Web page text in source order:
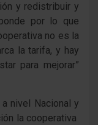
y redistribuir y
por lo que
no es la
la tarifa, y hay
para mejorar”
nivel Nacional y
la cooperativa